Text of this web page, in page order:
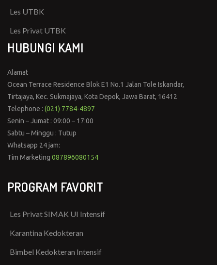
Les UTBK
Les Privat UTBK
HUBUNGI KAMI
Alamat
Ocean Terrace Residence Blok E1 No.1 Jalan Tole Iskandar,
Tirtajaya, Kec. Sukmajaya, Kota Depok, Jawa Barat, 16412
Telephone : (021) 7784-4897
Senin – Jumat : 09:00 – 17:00
Sabtu – Minggu : Tutup
Whatsapp 24 jam:
Tim Marketing 087896080154
PROGRAM FAVORIT
Les Privat SIMAK UI Intensif
Karantina Kedokteran
Bimbel Kedokteran Intensif